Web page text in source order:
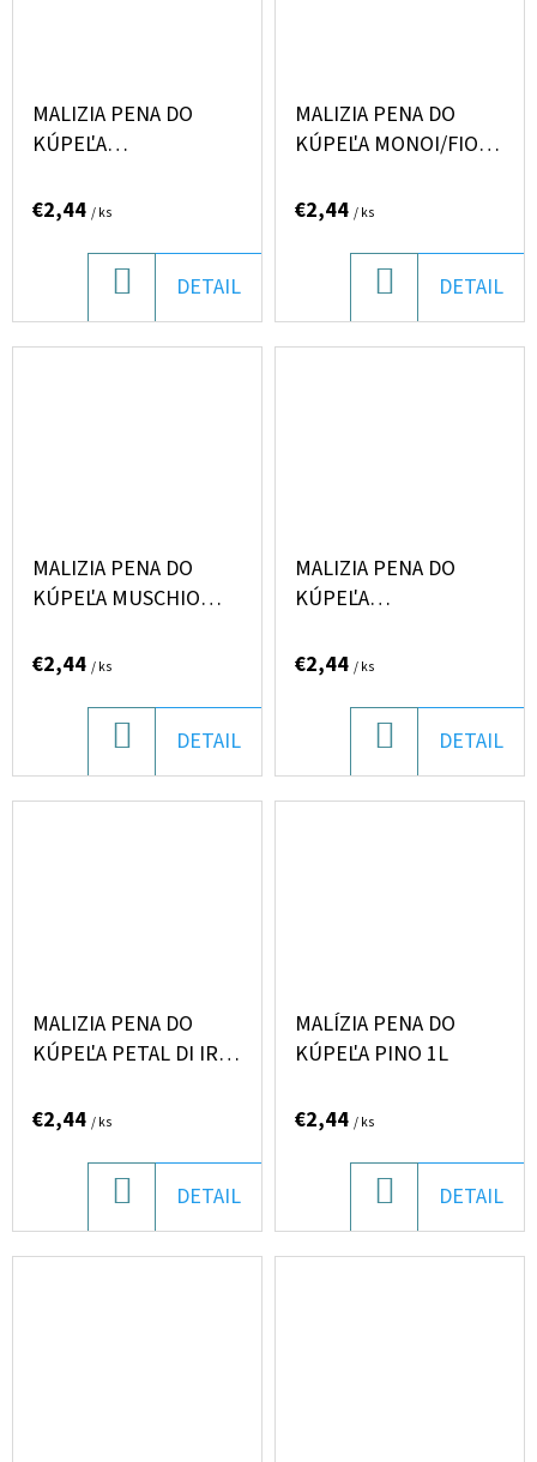
MALIZIA PENA DO
KÚPEĽA
€2,44 / ks
KOŠÍKA
DETAIL
MALIZIA PENA DO
KÚPEĽA MONOI/FIORI
€2,44 / ks
KOŠÍKA
DETAIL
MALIZIA PENA DO
KÚPEĽA MUSCHIO
€2,44 / ks
KOŠÍKA
DETAIL
MALIZIA PENA DO
KÚPEĽA
€2,44 / ks
KOŠÍKA
DETAIL
MALIZIA PENA DO
KÚPEĽA PETAL DI IRIS
€2,44 / ks
KOŠÍKA
DETAIL
MALÍZIA PENA DO
KÚPEĽA PINO 1L
€2,44 / ks
KOŠÍKA
DETAIL